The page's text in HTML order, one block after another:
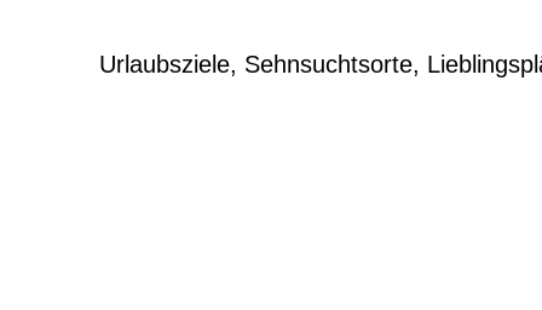
Urlaubsziele, Sehnsuchtsorte,